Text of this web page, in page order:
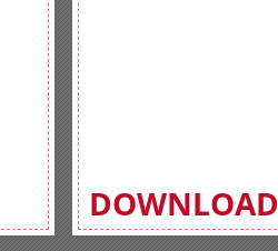
DOWNLOAD